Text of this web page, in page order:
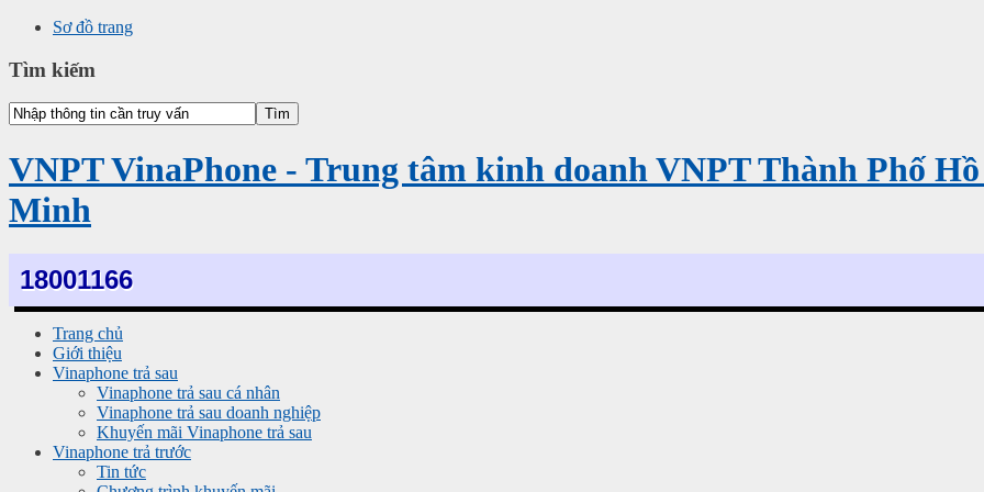
Sơ đồ trang
Tìm kiếm
VNPT VinaPhone - Trung tâm kinh doanh VNPT Thành Phố
Minh
18001166
Trang chủ
Giới thiệu
Vinaphone trả sau
Vinaphone trả sau cá nhân
Vinaphone trả sau doanh nghiệp
Khuyến mãi Vinaphone trả sau
Vinaphone trả trước
Tin tức